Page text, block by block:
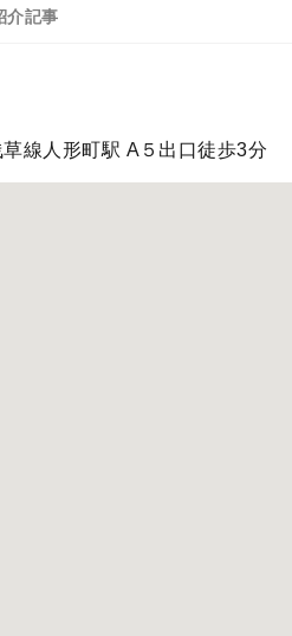
介記事
線人形町駅 A５出口徒歩3分